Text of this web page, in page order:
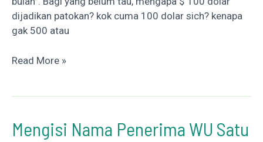
dijadikan patokan? kok cuma 100 dolar sich? kenapa
gak 500 atau
CARA
DOLAR
Read More »
Mengisi Nama Penerima WU Satu